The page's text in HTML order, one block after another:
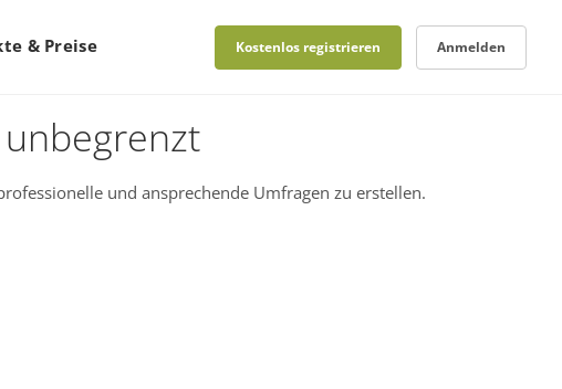
& Preise Kostenlos registrieren Anmelden
und ansprechende Umfragen zu erstellen.